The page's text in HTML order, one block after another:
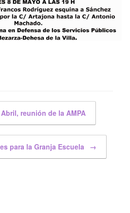
reunión de la AMPA
para la Granja Escuela →